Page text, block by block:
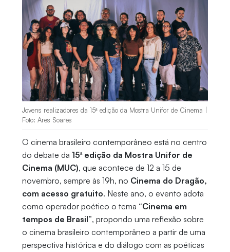
Jovens realizadores da 15ª edição da Mostra Unifor de Cinema |
Foto: Ares Soares
O cinema brasileiro contemporâneo está no centro
do debate da 15ª edição da Mostra Unifor de
Cinema (MUC), que acontece de 12 a 15 de
novembro, sempre às 19h, no Cinema do Dragão,
com acesso gratuito. Neste ano, o evento adota
como operador poético o tema “Cinema em
tempos de Brasil”, propondo uma reflexão sobre
o cinema brasileiro contemporâneo a partir de uma
perspectiva histórica e do diálogo com as poéticas